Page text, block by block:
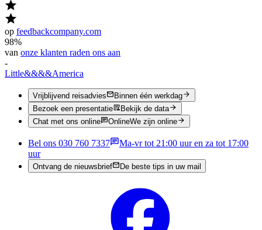
op feedbackcompany.com
98%
van onze klanten raden ons aan
-
Little&&&&America
Vrijblijvend reisadvies
Binnen één werkdag
Bezoek een presentatie
Bekijk de data
Chat met ons online
OnlineWe zijn online
Bel ons 030 760 7337
Ma-vr tot 21:00 uur en za tot 17:00
uur
Ontvang de nieuwsbrief De beste tips in uw mail